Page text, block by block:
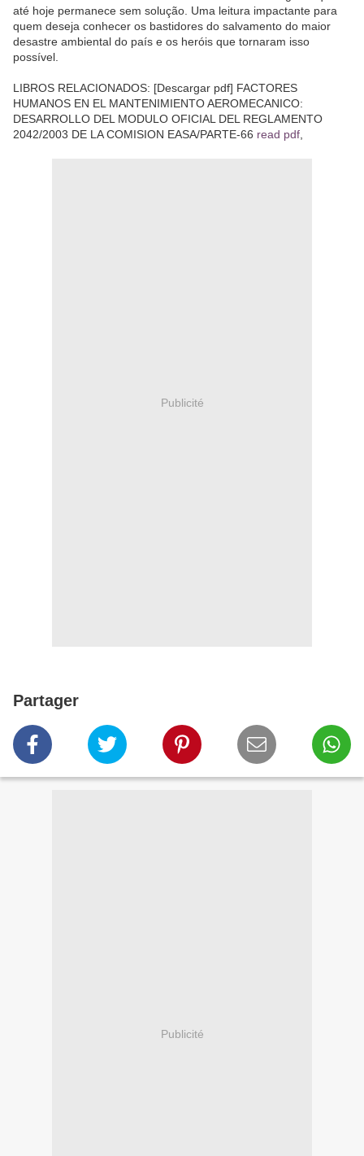
até hoje permanece sem solução. Uma leitura impactante para
quem deseja conhecer os bastidores do salvamento do maior
desastre ambiental do país e os heróis que tornaram isso
possível.
LIBROS RELACIONADOS: [Descargar pdf] FACTORES
HUMANOS EN EL MANTENIMIENTO AEROMECANICO:
DESARROLLO DEL MODULO OFICIAL DEL REGLAMENTO
2042/2003 DE LA COMISION EASA/PARTE-66 read pdf,
Publicité
Partager
Publicité